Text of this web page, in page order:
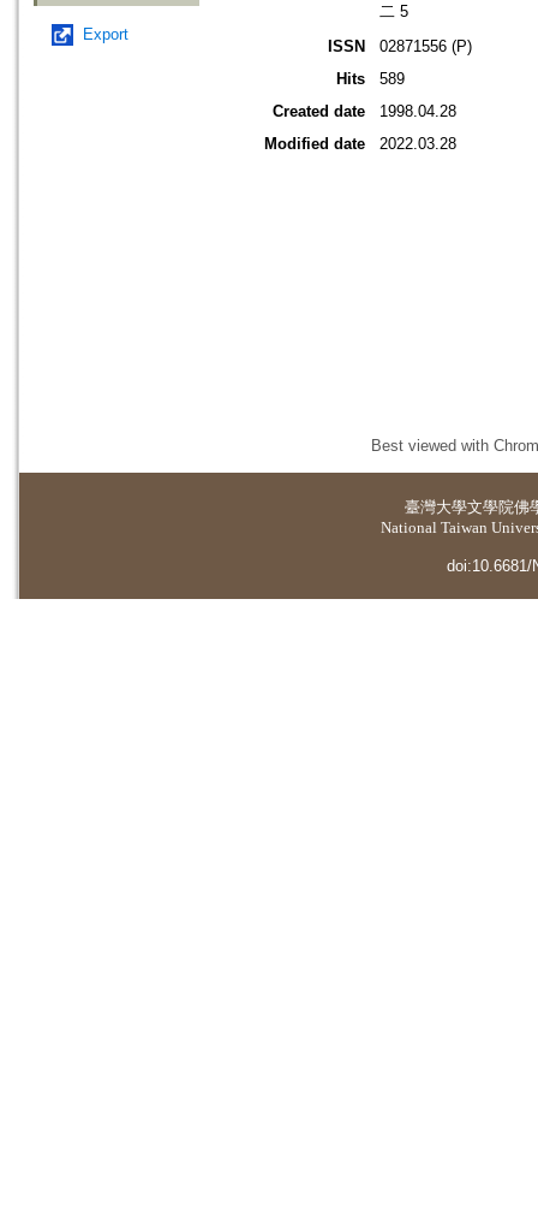
Export
二 5
ISSN
02871556 (P)
Hits
589
Created date
1998.04.28
Modified date
2022.03.28
Best viewed with
臺灣大學文學院佛
National Taiwan
doi:10.6681/